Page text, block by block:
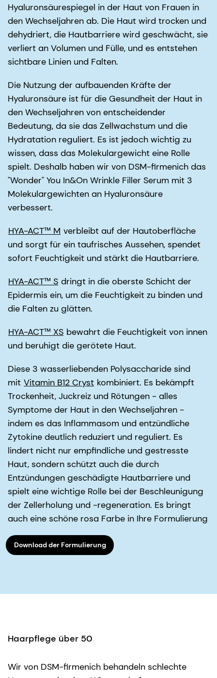
Hyaluronsäurespiegel in der Haut von Frauen in
den Wechseljahren ab. Die Haut wird trocken und
dehydriert, die Hautbarriere wird geschwächt, sie
verliert an Volumen und Fülle, und es entstehen
sichtbare Linien und Falten.
Die Nutzung der aufbauenden Kräfte der
Hyaluronsäure ist für die Gesundheit der Haut in
den Wechseljahren von entscheidender
Bedeutung, da sie das Zellwachstum und die
Hydratation reguliert. Es ist jedoch wichtig zu
wissen, dass das Molekulargewicht eine Rolle
spielt. Deshalb haben wir von DSM-firmenich das
"Wonder" You In&On Wrinkle Filler Serum mit 3
Molekulargewichten an Hyaluronsäure
verbessert.
HYA-ACT™ M verbleibt auf der Hautoberfläche
und sorgt für ein taufrisches Aussehen, spendet
sofort Feuchtigkeit und stärkt die Hautbarriere.
HYA-ACT™ S dringt in die oberste Schicht der
Epidermis ein, um die Feuchtigkeit zu binden und
die Falten zu glätten.
HYA-ACT™ XS bewahrt die Feuchtigkeit von innen
und beruhigt die gerötete Haut.
Diese 3 wasserliebenden Polysaccharide sind
mit Vitamin B12 Cryst kombiniert. Es bekämpft
Trockenheit, Juckreiz und Rötungen - alles
Symptome der Haut in den Wechseljahren -
indem es das Inflammasom und entzündliche
Zytokine deutlich reduziert und reguliert. Es
lindert nicht nur empfindliche und gestresste
Haut, sondern schützt auch die durch
Entzündungen geschädigte Hautbarriere und
spielt eine wichtige Rolle bei der Beschleunigung
der Zellerholung und -regeneration. Es bringt
auch eine schöne rosa Farbe in Ihre Formulierung
Download der Formulierung
Haarpflege über 50
Wir von DSM-firmenich behandeln schlechte